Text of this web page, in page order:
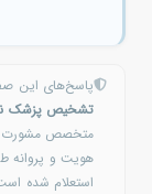
پاسخ‌های این
تشخیص پزشک
متخصص مشورت
هویت و پروانه
استعلام شده